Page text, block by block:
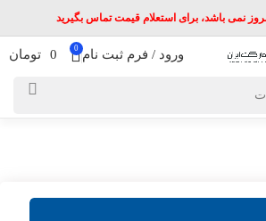
نمی باشد، برای استعلام قیمت تماس بگیرید
ورود / فرم ثبت نام 0
0 تومان